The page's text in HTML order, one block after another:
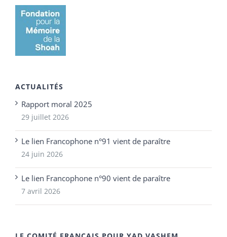
ACTUALITÉS
Rapport moral 2025
29 juillet 2026
Le lien Francophone n°91 vient de paraître
24 juin 2026
Le lien Francophone n°90 vient de paraître
7 avril 2026